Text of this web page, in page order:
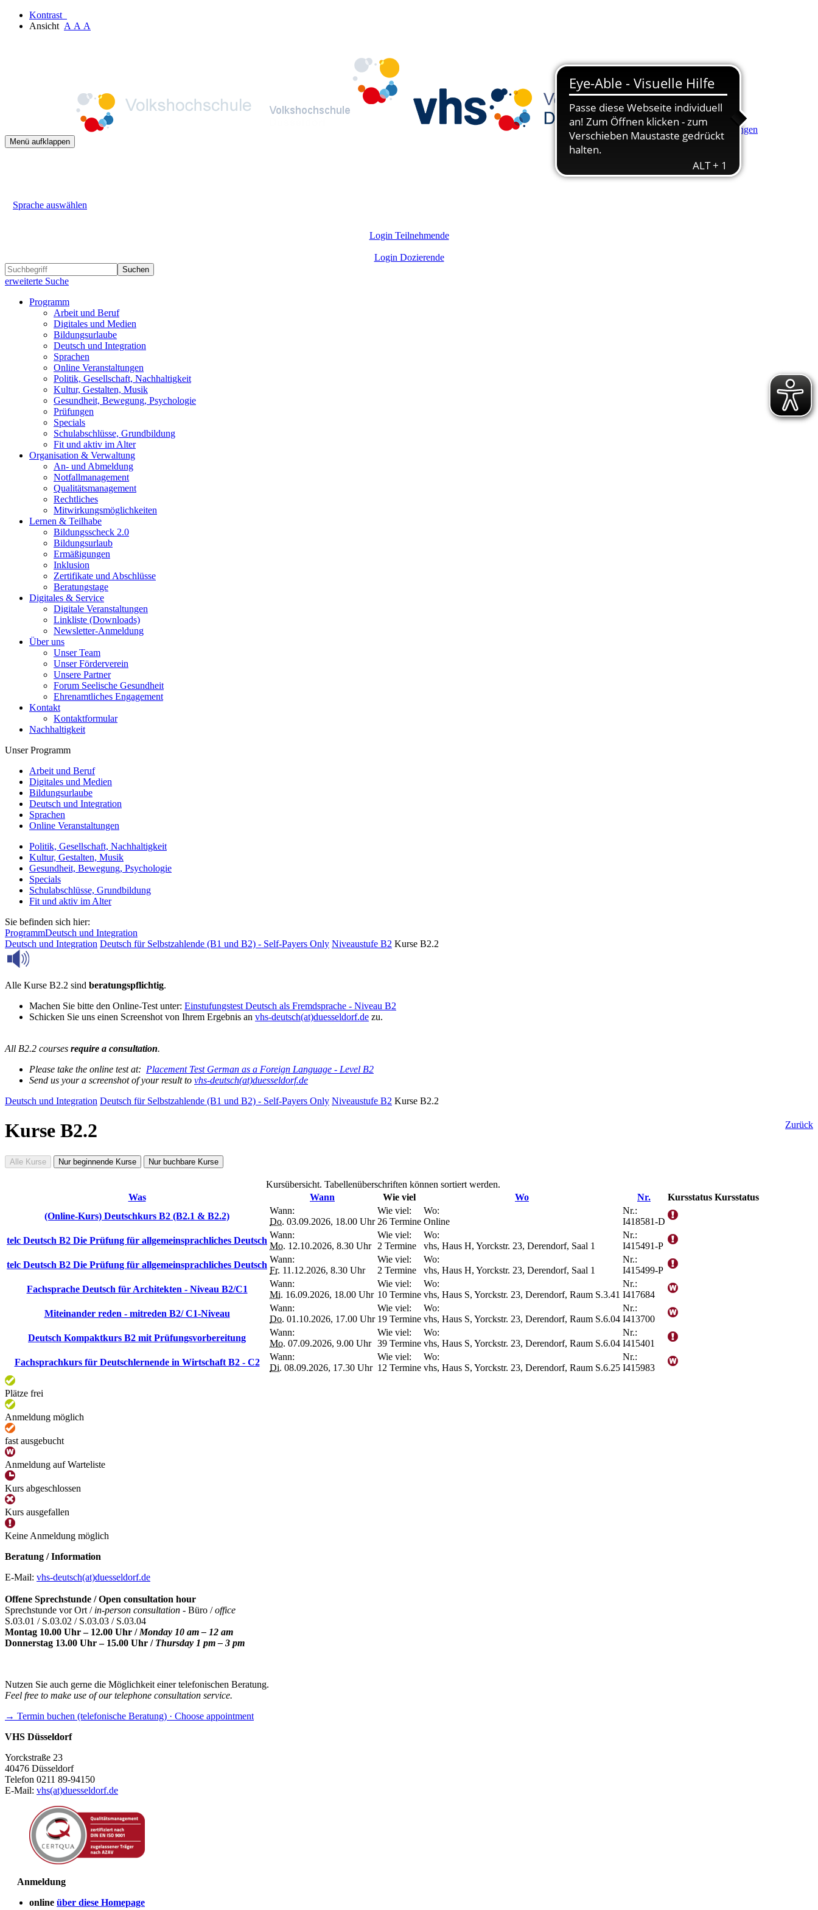
Kontrast
Ansicht A A A
Hauptinhalt anspringen
Menü aufklappen
Sprache auswählen
Login Teilnehmende
Login Dozierende
Suchen
erweiterte Suche
Programm
Arbeit und Beruf
Digitales und Medien
Bildungsurlaube
Deutsch und Integration
Sprachen
Online Veranstaltungen
Politik, Gesellschaft, Nachhaltigkeit
Kultur, Gestalten, Musik
Gesundheit, Bewegung, Psychologie
Prüfungen
Specials
Schulabschlüsse, Grundbildung
Fit und aktiv im Alter
Organisation & Verwaltung
An- und Abmeldung
Notfallmanagement
Qualitätsmanagement
Rechtliches
Mitwirkungsmöglichkeiten
Lernen & Teilhabe
Bildungsscheck 2.0
Bildungsurlaub
Ermäßigungen
Inklusion
Zertifikate und Abschlüsse
Beratungstage
Digitales & Service
Digitale Veranstaltungen
Linkliste (Downloads)
Newsletter-Anmeldung
Über uns
Unser Team
Unser Förderverein
Unsere Partner
Forum Seelische Gesundheit
Ehrenamtliches Engagement
Kontakt
Kontaktformular
Nachhaltigkeit
Unser Programm
Arbeit und Beruf
Digitales und Medien
Bildungsurlaube
Deutsch und Integration
Sprachen
Online Veranstaltungen
Politik, Gesellschaft, Nachhaltigkeit
Kultur, Gestalten, Musik
Gesundheit, Bewegung, Psychologie
Specials
Schulabschlüsse, Grundbildung
Fit und aktiv im Alter
Sie befinden sich hier:
ProgrammDeutsch und Integration
Deutsch und Integration Deutsch für Selbstzahlende (B1 und B2) - Self-Payers Only Niveaustufe B2 Kurse B2.2
Alle Kurse B2.2 sind beratungspflichtig.
Machen Sie bitte den Online-Test unter: Einstufungstest Deutsch als Fremdsprache - Niveau B2
Schicken Sie uns einen Screenshot von Ihrem Ergebnis an vhs-deutsch(at)duesseldorf.de zu.
All B2.2 courses require a consultation.
Please take the online test at: Placement Test German as a Foreign Language - Level B2
Send us your a screenshot of your result to vhs-deutsch(at)duesseldorf.de
Deutsch und Integration Deutsch für Selbstzahlende (B1 und B2) - Self-Payers Only Niveaustufe B2 Kurse B2.2
Zurück
Kurse B2.2
Alle Kurse Nur beginnende Kurse Nur buchbare Kurse
Kursübersicht. Tabellenüberschriften können sortiert werden.
Was
Wann Wie viel Wo Nr. Kursstatus Kursstatus
(Online-Kurs) Deutschkurs B2 (B2.1 & B2.2)
Wann:
Do. 03.09.2026, 18.00 Uhr
Wie viel:
26 Termine
Wo:
Online
Nr.:
I418581-D
telc Deutsch B2 Die Prüfung für allgemeinsprachliches Deutsch
Wann:
Mo. 12.10.2026, 8.30 Uhr
Wie viel:
2 Termine
Wo:
vhs, Haus H, Yorckstr. 23, Derendorf, Saal 1
Nr.:
I415491-P
telc Deutsch B2 Die Prüfung für allgemeinsprachliches Deutsch
Wann:
Fr. 11.12.2026, 8.30 Uhr
Wie viel:
2 Termine
Wo:
vhs, Haus H, Yorckstr. 23, Derendorf, Saal 1
Nr.:
I415499-P
Fachsprache Deutsch für Architekten - Niveau B2/C1
Wann:
Mi. 16.09.2026, 18.00 Uhr
Wie viel:
10 Termine
Wo:
vhs, Haus S, Yorckstr. 23, Derendorf, Raum S.3.41
Nr.:
I417684
Miteinander reden - mitreden B2/ C1-Niveau
Wann:
Do. 01.10.2026, 17.00 Uhr
Wie viel:
19 Termine
Wo:
vhs, Haus S, Yorckstr. 23, Derendorf, Raum S.6.04
Nr.:
I413700
Deutsch Kompaktkurs B2 mit Prüfungsvorbereitung
Wann:
Mo. 07.09.2026, 9.00 Uhr
Wie viel:
39 Termine
Wo:
vhs, Haus S, Yorckstr. 23, Derendorf, Raum S.6.04
Nr.:
I415401
Fachsprachkurs für Deutschlernende in Wirtschaft B2 - C2
Wann:
Di. 08.09.2026, 17.30 Uhr
Wie viel:
12 Termine
Wo:
vhs, Haus S, Yorckstr. 23, Derendorf, Raum S.6.25
Nr.:
I415983
Plätze frei
Anmeldung möglich
fast ausgebucht
Anmeldung auf Warteliste
Kurs abgeschlossen
Kurs ausgefallen
Keine Anmeldung möglich
Beratung / Information
E-Mail: vhs-deutsch(at)duesseldorf.de
Offene Sprechstunde / Open consultation hour
Sprechstunde vor Ort / in-person consultation - Büro /office
S.03.01 / S.03.02 / S.03.03 / S.03.04
Montag 10.00 Uhr – 12.00 Uhr / Monday 10 am – 12 am
Donnerstag 13.00 Uhr – 15.00 Uhr / Thursday 1 pm – 3 pm
Nutzen Sie auch gerne die Möglichkeit einer telefonischen Beratung.
Feel free to make use of our telephone consultation service.
→ Termin buchen (telefonische Beratung) · Choose appointment
VHS Düsseldorf
Yorckstraße 23
40476 Düsseldorf
Telefon 0211 89-94150
E-Mail: vhs(at)duesseldorf.de
Anmeldung
online über diese Homepage